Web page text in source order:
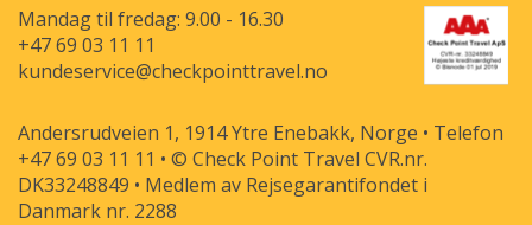
Mandag til fredag: 9.00 - 16.30
+47 69 03 11 11
kundeservice@checkpointtravel.no
Andersrudveien 1, 1914 Ytre Enebakk, Norge • Telefon
+47 69 03 11 11 • © Check Point Travel CVR.nr.
DK33248849 • Medlem av Rejsegarantifondet i
Danmark nr. 2288